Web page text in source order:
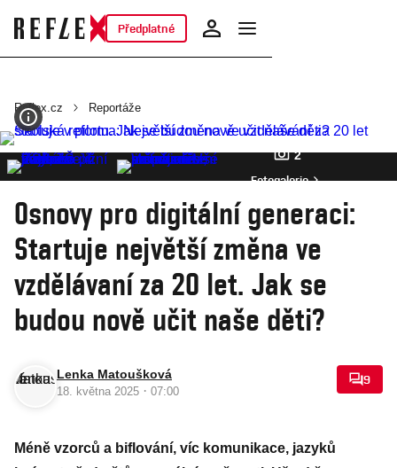
Předplatné
Reflex.cz Reportáže
2
Fotogalerie
Osnovy pro digitální generaci:
Startuje největší změna ve
vzdělávaní za 20 let. Jak se
budou nově učit naše děti?
Lenka Matoušková
18. května 2025 · 07:00
9
Méně vzorců a biflování, víc komunikace, jazyků